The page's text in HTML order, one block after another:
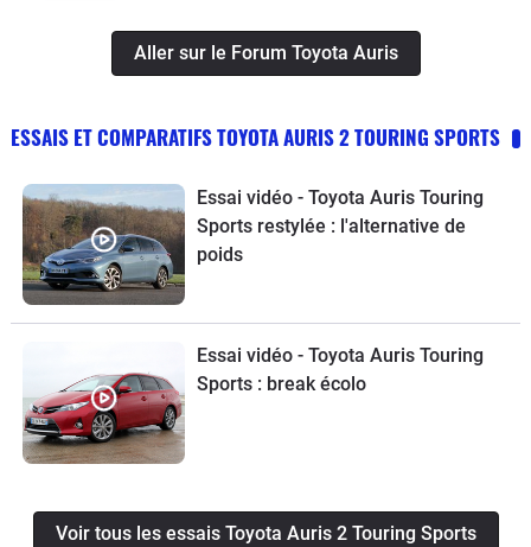
Aller sur le Forum Toyota Auris
ESSAIS ET COMPARATIFS TOYOTA AURIS 2 TOURING SPORTS
Essai vidéo - Toyota Auris Touring
Sports restylée : l'alternative de
poids
Essai vidéo - Toyota Auris Touring
Sports : break écolo
Voir tous les essais Toyota Auris 2 Touring Sports